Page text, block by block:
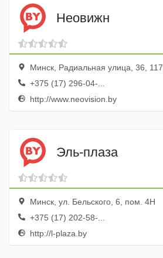
Неовижн
Минск, Радиальная улица, 36, 117
+375 (17) 296-04-...
http://www.neovision.by
Эль-плаза
Минск, ул. Бельского, 6, пом. 4Н
+375 (17) 202-58-...
http://l-plaza.by